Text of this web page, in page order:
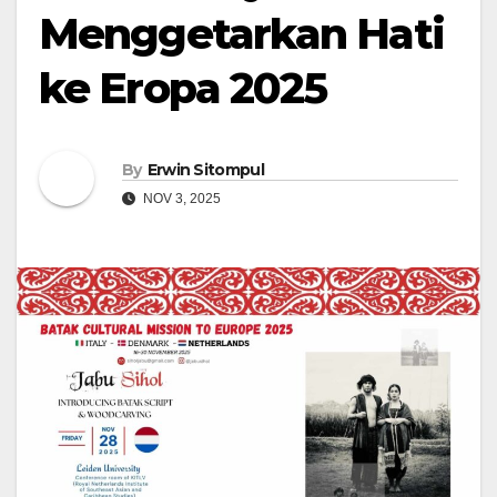
Menggetarkan Hati
ke Eropa 2025
By Erwin Sitompul
NOV 3, 2025